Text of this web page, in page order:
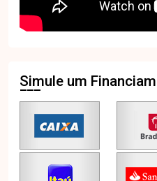
Simule um